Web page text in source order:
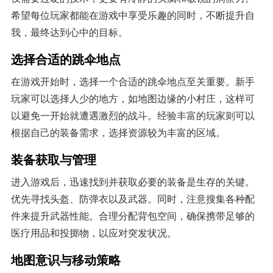
希望每位玩家都能在游戏中享受乐趣的同时，不断提升自
我，最终达到心中的目标。
选择合适的跳伞地点
在游戏开始时，选择一个合适的跳伞地点至关重要。新手
玩家可以选择人少的地方，如地图边缘的小村庄，这样可
以避免一开始就遭遇激烈的战斗。经验丰富的玩家则可以
根据自己的装备需求，选择资源较为丰富的区域。
装备获取与管理
进入游戏后，迅速找到并获取必要的装备是生存的关键。
优先寻找头盔、防弹衣以及武器。同时，注意搜集各种配
件来提升武器性能。合理分配背包空间，确保携带足够的
医疗用品和投掷物，以应对突发状况。
地图意识与移动策略